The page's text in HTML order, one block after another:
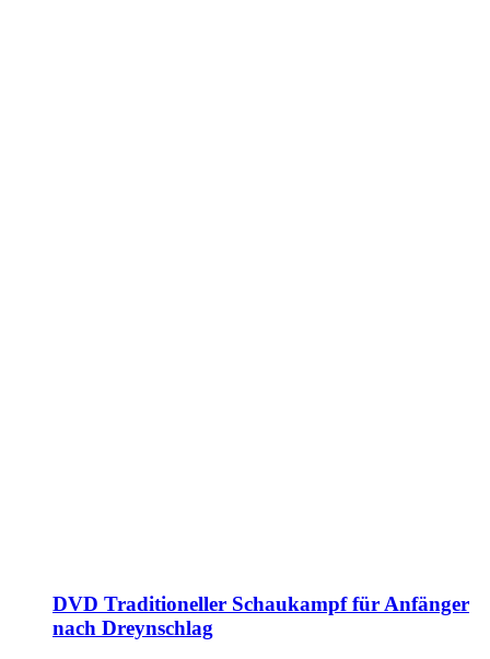
DVD Traditioneller Schaukampf für Anfänger
nach Dreynschlag